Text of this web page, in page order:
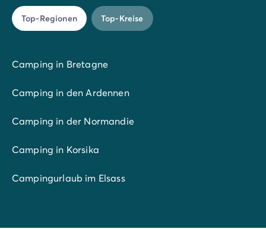
Top-Regionen Top-Kreise
Camping in Bretagne
Camping in den Ardennen
Camping in der Normandie
Camping in Korsika
Campingurlaub im Elsass